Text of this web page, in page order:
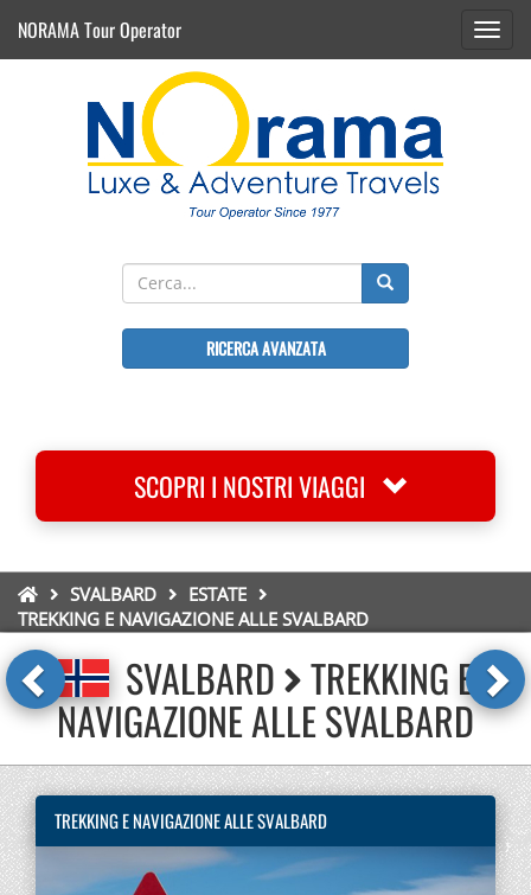
NORAMA Tour Operator
RICERCA AVANZATA
SCOPRI I NOSTRI VIAGGI
SVALBARD
ESTATE
TREKKING E NAVIGAZIONE ALLE SVALBARD
SVALBARD TREKKING E
NAVIGAZIONE ALLE SVALBARD
TREKKING E NAVIGAZIONE ALLE SVALBARD